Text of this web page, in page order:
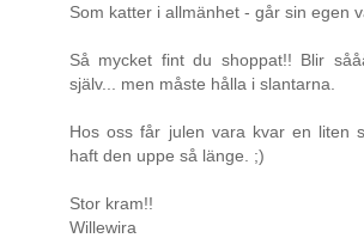
Som katter i allmänhet - går sin egen
Så mycket fint du shoppat!! Blir
själv... men måste hålla i slantarna.
Hos oss får julen vara kvar en liten
haft den uppe så länge. ;)
Stor kram!!
Willewira